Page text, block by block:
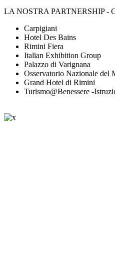
LA NOSTRA PARTNERSHIP -
Carpigiani
Hotel Des Bains
Rimini Fiera
Italian Exhibition Group
Palazzo di Varignana
Osservatorio Nazionale del
Grand Hotel di Rimini
Turismo@Benessere -